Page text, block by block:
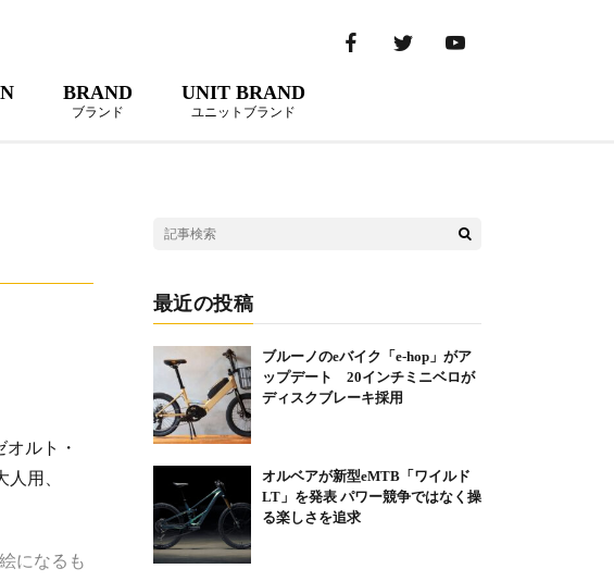
BRAND
ブランド
UNIT BRAND
ユニットブランド
ルト・
用、
になるも
最近の投稿
ブルーノのeバイク「e-hop」がア
ップデート 20インチミニベロが
ディスクブレーキ採用
オルベアが新型eMTB「ワイルド
LT」を発表 パワー競争ではなく操
る楽しさを追求